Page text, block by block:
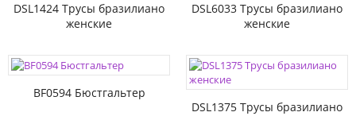
DSL1424 Трусы бразилиано
женские
DSL6033 Трусы бразилиано
женские
BF0594 Бюстгальтер
DSL1375 Трусы бразилиано